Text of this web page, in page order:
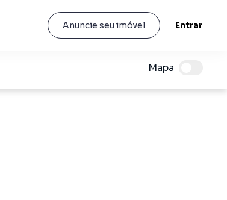
Anuncie seu imóvel Entrar
Mapa